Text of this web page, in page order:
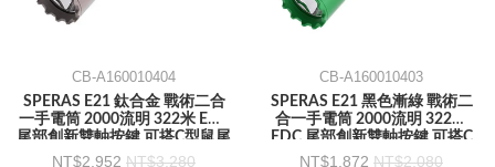
CB-A160010404
SPERAS E21 鈦合金 戰術二合
一手電筒 2000流明 322米 EDC
尾部創新雙軸按鍵 可搭C型鼠尾
-手電筒
2,952 3,280
CB-A160010403
SPERAS E21 黑色漸綠 戰術二
合一手電筒 2000流明 322米
EDC 尾部創新雙軸按鍵 可搭C
型鼠尾 -手電筒
1,872 2,080